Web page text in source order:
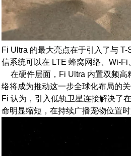
Fi Ultra 的最大亮点在于引入了与
信系统可以在 LTE 蜂窝网络、
在硬件层面，Fi Ultra 内置双频
络将成为推动这一步全球化布局的关
Fi 认为，引入低轨卫星连接解决了
命明显缩短，在持续广播宠物位置